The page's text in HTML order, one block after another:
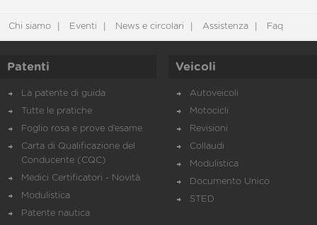
Chi siamo Eventi News e circolari Assistenza Faq
Patenti
La patente di guida
Tutte le pratiche
Foglio rosa e prove d’esame
Carta di Qualificazione del
Conducente (CQC)
Medici Certificatori - Novità
Modulistica
Patente nautica
Veicoli
Autoveicoli
Motocicli
Revisioni
Collaudi
Modulistica
Documento Unico
STED